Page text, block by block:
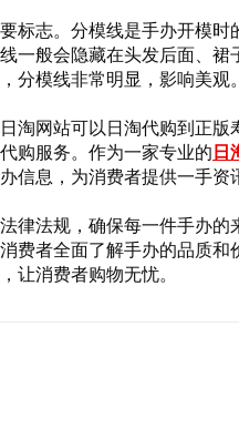
标志。分模线是手办开模
一般会隐藏在头发后面、
分模线非常明显，影响美观。
淘网站可以日淘代购到正
购服务。作为一家专业的 日
信息，为消费者提供一手资
律法规，确保每一件手办
费者全面了解手办的品质
让消费者购物无忧。